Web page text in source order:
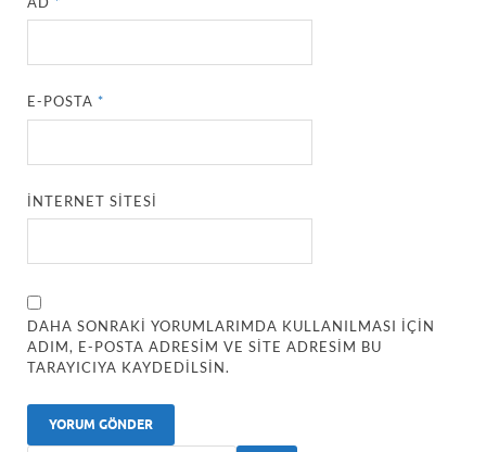
E-POSTA*
İNTERNET SITESI
DAHA SONRAKI YORUMLARIMDA KULLANILMASI IÇIN
ADIM, E-POSTA ADRESIM VE SITE ADRESIM BU
TARAYICIYA KAYDEDILSIN.